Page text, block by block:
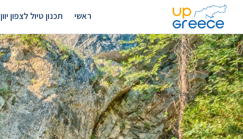
ראשי תכנון טיול לצפון יוון